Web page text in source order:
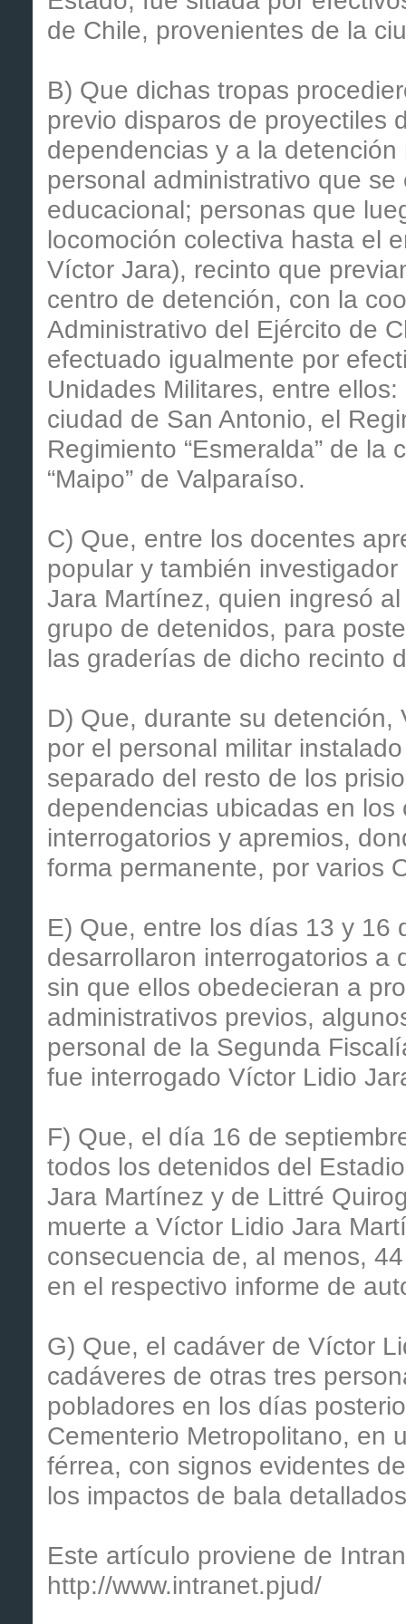
de Chile, provenientes de la
B) Que dichas tropas
previo disparos de proyectiles
dependencias y a la
personal administrativo que
educacional; personas que
locomoción colectiva hasta el
Víctor Jara), recinto que
centro de detención, con la
Administrativo del Ejército de
efectuado igualmente por
Unidades Militares, entre ellos:
ciudad de San Antonio, el
Regimiento “Esmeralda” de
“Maipo” de Valparaíso.
C) Que, entre los docentes
popular y también
Jara Martínez, quien ingresó
grupo de detenidos, para
las graderías de dicho recinto
D) Que, durante su
por el personal militar
separado del resto de los
dependencias ubicadas en
interrogatorios y apremios,
forma permanente, por varios
E) Que, entre los días 13 y 16
desarrollaron interrogatorios a
sin que ellos obedecieran a
administrativos previos,
personal de la Segunda
fue interrogado Víctor Lidio
F) Que, el día 16 de
todos los detenidos del
Jara Martínez y de Littré
muerte a Víctor Lidio Jara
consecuencia de, al menos,
en el respectivo informe de
G) Que, el cadáver de Víctor
cadáveres de otras tres
pobladores en los días
Cementerio Metropolitano, en
férrea, con signos evidentes
los impactos de bala
Este artículo proviene de
http://www.intranet.pjud/